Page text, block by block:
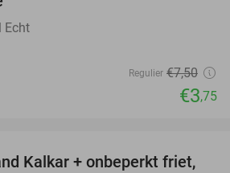
Echt
Regulier €7,50
€3,75
Kalkar + onbeperkt friet,